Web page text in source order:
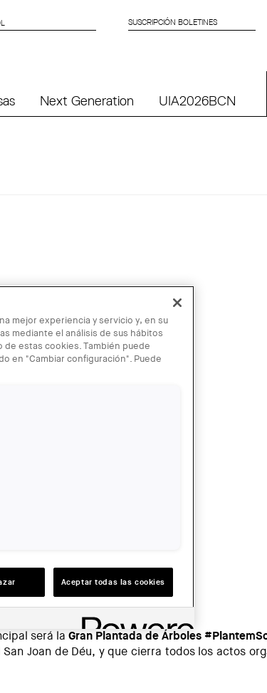
SUSCRIPCIÓN BOLETINES
Next Generation UIA2026BCN
será la Gran Plantada de Árboles
Joan de Déu, y que cierra todos los actos
mejor experiencia y servicio y, en su
mediante el análisis de sus hábitos
de estas cookies. También puede
en "Cambiar configuración". Puede
Aceptar todas las cookies